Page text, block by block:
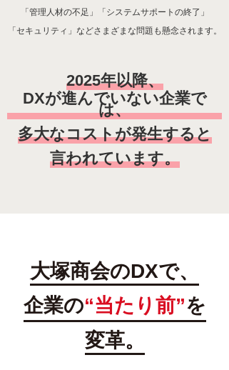
「管理人材の不足」「システムサポートの終了」
「セキュリティ」などさまざまな問題も懸念されます。
2025年以降、
DXが進んでいない企業で
は、
多大なコストが発生すると
言われています。
大塚商会のDXで、
企業の“当たり前”を
変革。